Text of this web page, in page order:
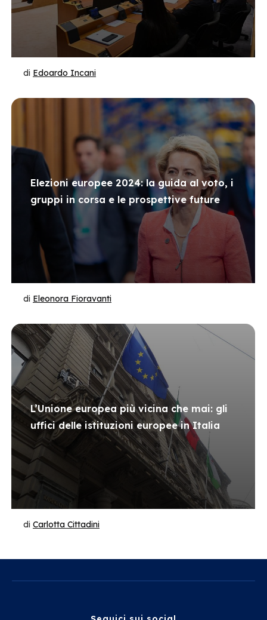
di Edoardo Incani
Elezioni europee 2024: la guida al voto, i
gruppi in corsa e le prospettive future
di Eleonora Fioravanti
L’Unione europea più vicina che mai: gli
uffici delle istituzioni europee in Italia
di Carlotta Cittadini